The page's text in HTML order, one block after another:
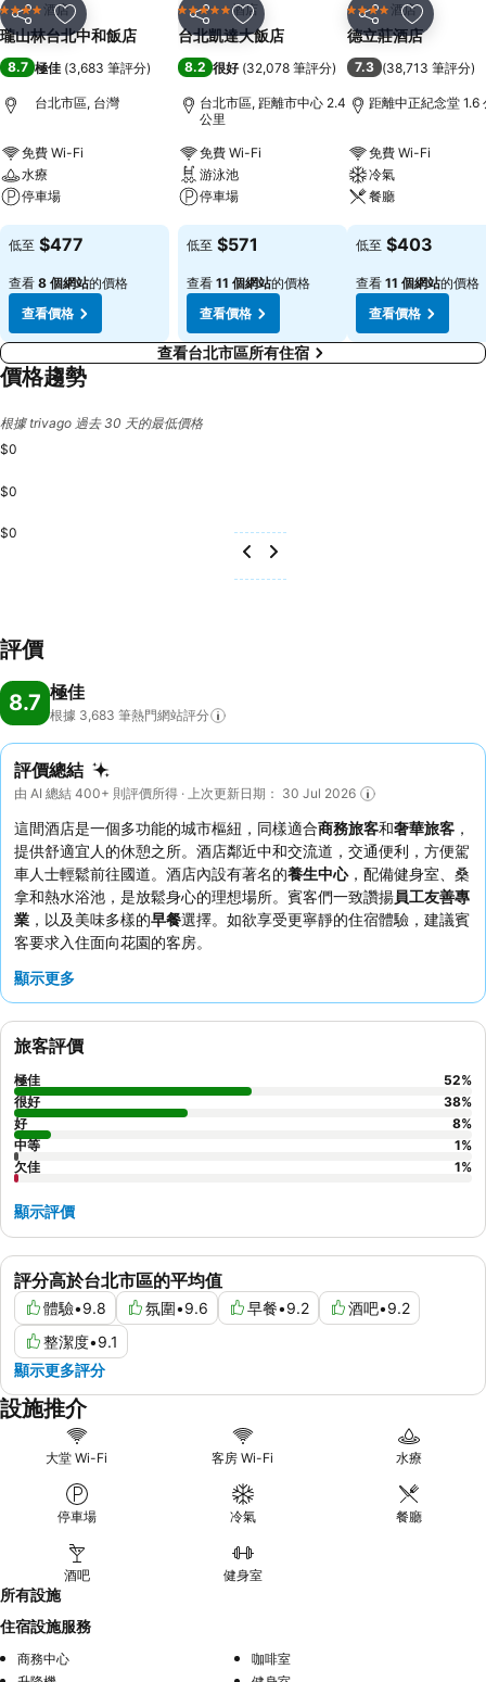
分享 放到收藏夾
4 星級 酒店
瓏山林台北中和飯店
8.7 極佳 (3,683 筆評分)
台北市區, 台灣
免費 Wi-Fi
水療
停車場
查看價格
低至 $477
查看 8 個網站的價格
查看價格
分享 放到收藏夾
5 星級 酒店
台北凱達大飯店
8.2 很好 (32,078 筆評分)
台北市區, 距離市中心 2.4
公里
免費 Wi-Fi
游泳池
停車場
查看價格
低至 $571
查看 11 個網站的價格
查看價格
分享 放到收藏
4 星級 酒店
德立莊酒店
7.3 (38,713 筆評分)
距離中正紀念堂 1.6
免費 Wi-Fi
冷氣
餐廳
查看價格
低至 $403
查看 11 個網站的價格
查看價格
查看台北市區所有住宿
價格趨勢
根據 trivago 過去 30 天的最低價格
$0
$0
$0
評價
8.7 極佳
根據 3,683 筆熱門網站評分
評價總結
由 AI 總結 400+ 則評價所得 · 上次更新日期： 30 Jul 2026
這間酒店是一個多功能的城市樞紐，同樣適合商務旅客和奢華旅客 ，
提供舒適宜人的休憩之所。酒店鄰近中和交流道，交通便利，方便駕
車人士輕鬆前往國道。酒店內設有著名的養生中心，配備健身室、桑
拿和熱水浴池，是放鬆身心的理想場所。賓客們一致讚揚員工友善專
業 ，以及美味多樣的早餐選擇。如欲享受更寧靜的住宿體驗，建議賓
客要求入住面向花園的客房。
顯示更多
評分高於台北市區的平均值
體驗•9.8 氛圍•9.6 早餐•9.2 酒吧•9.2
整潔度•9.1
顯示更多評分
旅客評價
極佳 52%
很好
38%
好
8%
中等
1%
欠佳
1%
顯示評價
設施推介
大堂 Wi-Fi 客房 Wi-Fi 水療
停車場 冷氣 餐廳
酒吧 健身室
所有設施
住宿設施服務
商務中心
咖啡室